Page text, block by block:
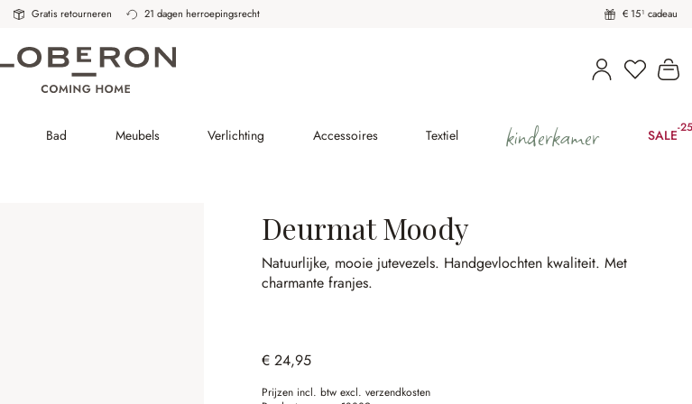
Gratis retourneren 21 dagen herroepingsrecht € 15¹ cadeau
Bad Meubels Verlichting Accessoires Textiel kinderkamer SALE-
Deurmat Moody
Natuurlijke, mooie jutevezels. Handgevlochten kwaliteit.Met
charmante franjes.
€ 24,95
Prijzen incl. btw excl. verzendkosten